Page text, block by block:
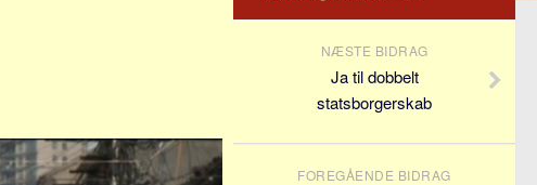
NÆSTE BIDRAG
Ja til dobbelt
statsborgerskab
FOREGÅENDE BIDRAG